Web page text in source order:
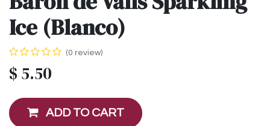
Ice (Blanco)
(0 review)
$ 5.50
ADD TO CART